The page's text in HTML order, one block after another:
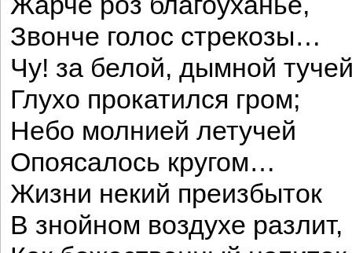
Звонче голос стрекозы…
Чу! за белой, дымной
Глухо прокатился гром;
Небо молнией летучей
Опоясалось кругом…
Жизни некий преизбыток
В знойном воздухе разлит,